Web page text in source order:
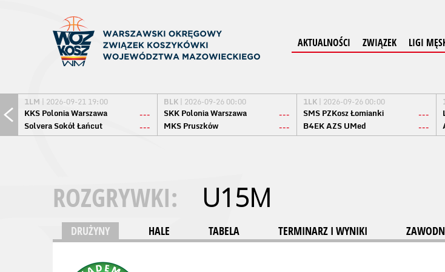
AKTUALNOŚCI ZWIĄZEK LIGI
1LM | 2026-09-21 19:00
KKS Polonia Warszawa
---
Solvera Sokół Łańcut
---
BLK | 2026-09-26 00:00
SKK Polonia Warszawa
---
MKS Pruszków
---
1LK | 2026-09-26 00:00
SMS PZKosz Łomianki
---
B4EK AZS UMed
---
ROZGRYWKI: U15M
DRUŻYNY HALE TABELA TERMINARZ I WYNIKI